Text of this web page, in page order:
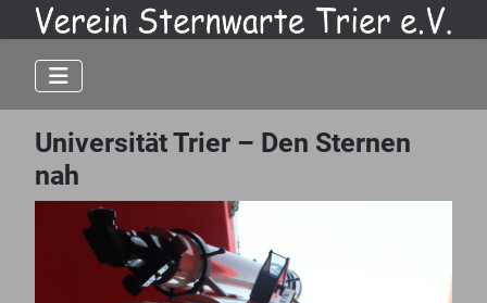
Universität Trier – Den Sternen
nah